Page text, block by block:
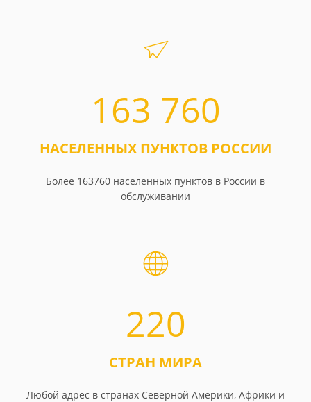
163 760
НАСЕЛЕННЫХ ПУНКТОВ РОССИИ
Более 163760 населенных пунктов в России в
обслуживании
220
СТРАН МИРА
Любой адрес в странах Северной Америки, Африки и